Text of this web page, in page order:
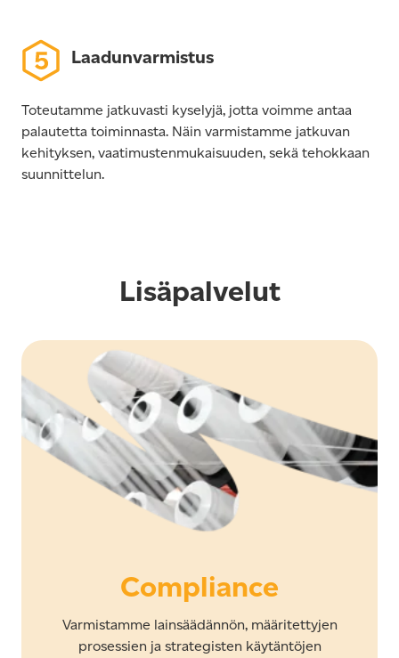
Laadunvarmistus
Toteutamme jatkuvasti kyselyjä, jotta voimme antaa
palautetta toiminnasta. Näin varmistamme jatkuvan
kehityksen, vaatimustenmukaisuuden, sekä tehokkaan
suunnittelun.
Lisäpalvelut
Compliance
Varmistamme lainsäädännön, määritettyjen
prosessien ja strategisten käytäntöjen